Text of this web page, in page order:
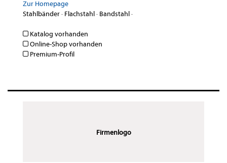
Zur Homepage
Stahlbänder· Flachstahl· Bandstahl·
Katalog vorhanden
Online-Shop vorhanden
Premium-Profil
Firmenlogo